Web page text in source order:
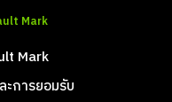
Mark
Mark
ะการยอมรับ